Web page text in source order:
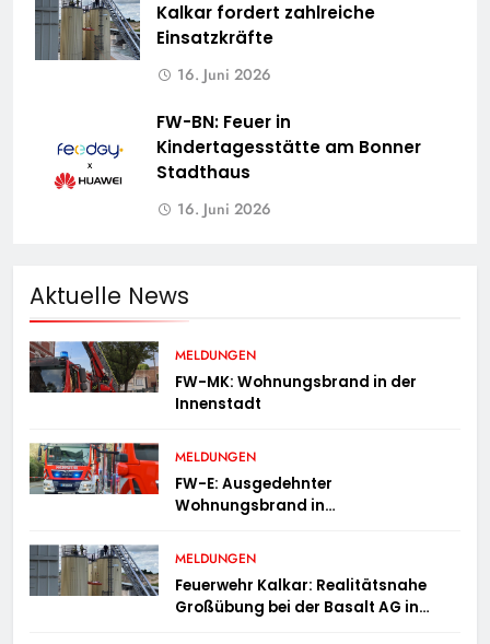
Kalkar fordert zahlreiche
Einsatzkräfte
16. Juni 2026
FW-BN: Feuer in
Kindertagesstätte am Bonner
Stadthaus
16. Juni 2026
Aktuelle News
MELDUNGEN
FW-MK: Wohnungsbrand in der
Innenstadt
MELDUNGEN
FW-E: Ausgedehnter
Wohnungsbrand in
müssen untergebracht werden
MELDUNGEN
Feuerwehr Kalkar: Realitätsnahe
Großübung bei der Basalt AG in